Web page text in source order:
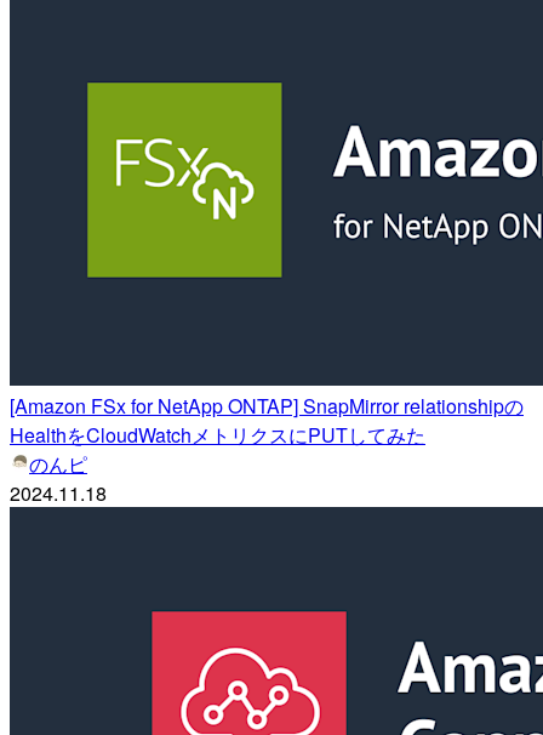
[Amazon FSx for NetApp ONTAP] SnapMirror relationshipの
HealthをCloudWatchメトリクスにPUTしてみた
のんピ
2024.11.18